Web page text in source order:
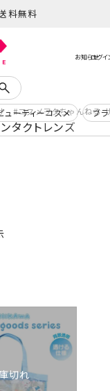
料無料
コスメヲタちゃんねる
タクトレンズ
ューティーコスメ ブ
切れ